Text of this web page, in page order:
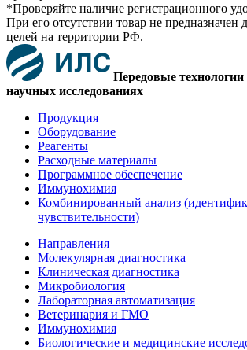
*Проверяйте наличие регистрационного
При его отсутствии товар не предназначен
целей на территории РФ.
Передовые технологии
научных исследованиях
Продукция
Оборудование
Реагенты
Расходные материалы
Программное обеспечение
Иммунохимия
Комбинированный анализ
чувствительности)
Направления
Молекулярная диагностика
Клиническая диагностика
Микробиология
Лабораторная автоматизация
Ветеринария и ГМО
Иммунохимия
Биологические и медицинские